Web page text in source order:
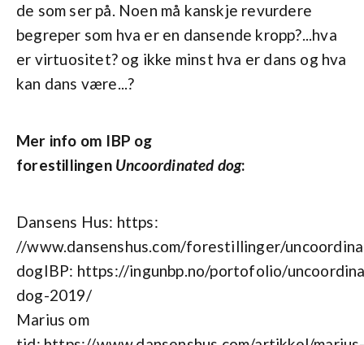
de som ser på. Noen må kanskje revurdere
begreper som hva er en dansende kropp?...hva
er virtuositet? og ikke minst hva er dans og hva
kan dans være...?
Mer info om IBP og
forestillingenUncoordinated dog:
Dansens Hus: https:
//www.dansenshus.com/forestillinger/
dogIBP: https://ingunbp.no/portofolio/
dog-2019/
Marius om